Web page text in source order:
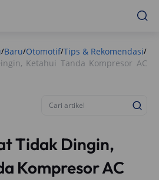
/Baru/Otomotif/Tips & Rekomendasi/
Ketahui Tanda Kompresor AC
Tidak Dingin,
Kompresor AC